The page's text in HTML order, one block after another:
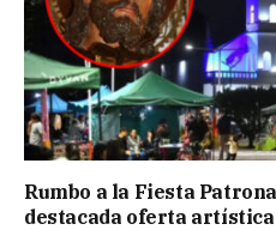
Rumbo a la Fiesta
destacada oferta artística